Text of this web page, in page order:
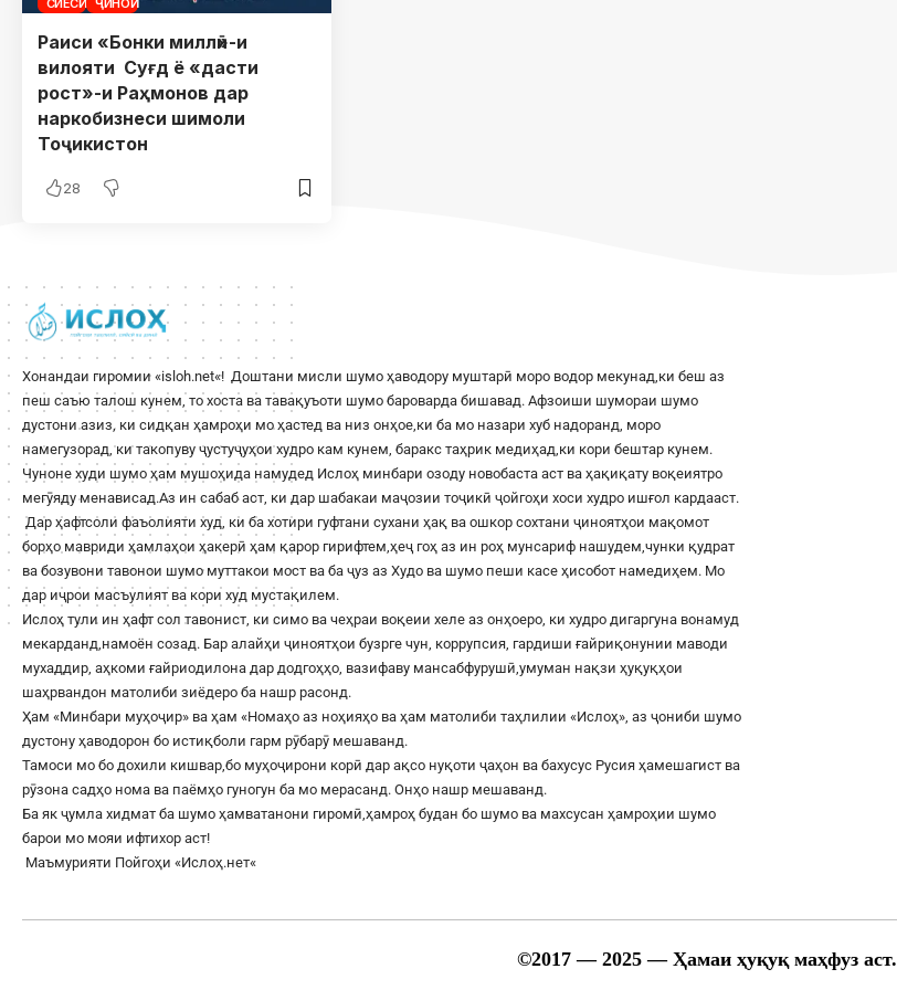
Раиси «Бонки миллӣ»-и
вилояти Суғд ё «дасти
рост»-и Раҳмонов дар
наркобизнеси шимоли
Тоҷикистон
28
Хонандаи гиромии «isloh.net«! Доштани мисли шумо ҳаводору муштарӣ моро водор мекунад,ки беш аз
пеш саъю талош кунем, то хоста ва тавақуъоти шумо бароварда бишавад. Афзоиши шумораи шумо
дустони азиз, ки сидқан ҳамроҳи мо ҳастед ва низ онҳое,ки ба мо назари хуб надоранд, моро
намегузорад, ки такопуву ҷустуҷуҳои худро кам кунем, баракс таҳрик медиҳад,ки кори бештар кунем.
Чуноне худи шумо ҳам мушоҳида намудед Ислоҳ минбари озоду новобаста аст ва ҳақиқату воқеиятро
мегӯяду менависад.Аз ин сабаб аст, ки дар шабакаи маҷозии тоҷикӣ ҷойгоҳи хоси худро ишғол кардааст.
Дар ҳафтсоли фаъолияти худ, ки ба хотири гуфтани сухани ҳақ ва ошкор сохтани ҷиноятҳои мақомот
борҳо мавриди ҳамлаҳои ҳакерӣ ҳам қарор гирифтем,ҳеҷ гоҳ аз ин роҳ мунсариф нашудем,чунки қудрат
ва бозувони тавонои шумо муттакои мост ва ба ҷуз аз Худо ва шумо пеши касе ҳисобот намедиҳем. Мо
дар иҷрои масъулият ва кори худ мустақилем.
Ислоҳ тули ин ҳафт сол тавонист, ки симо ва чеҳраи воқеии хеле аз онҳоеро, ки худро дигаргуна вонамуд
мекарданд,намоён созад. Бар алайҳи ҷиноятҳои бузрге чун, коррупсия, гардиши ғайриқонунии маводи
мухаддир, аҳкоми ғайриодилона дар додгоҳҳо, вазифаву мансабфурушӣ,умуман нақзи ҳуқуқҳои
шаҳрвандон матолиби зиёдеро ба нашр расонд.
Ҳам «Минбари муҳоҷир» ва ҳам «Номаҳо аз ноҳияҳо ва ҳам матолиби таҳлилии «Ислоҳ», аз ҷониби шумо
дустону ҳаводорон бо истиқболи гарм рӯбарӯ мешаванд.
Тамоси мо бо дохили кишвар,бо муҳоҷирони корӣ дар ақсо нуқоти ҷаҳон ва бахусус Русия ҳамешагист ва
рӯзона садҳо нома ва паёмҳо гуногун ба мо мерасанд. Онҳо нашр мешаванд.
Ба як ҷумла хидмат ба шумо ҳамватанони гиромӣ,ҳамроҳ будан бо шумо ва махсусан ҳамроҳии шумо
барои мо мояи ифтихор аст!
Маъмурияти Пойгоҳи «Ислоҳ.нет«
©2017 — 2025 — Ҳамаи ҳуқуқ маҳфуз аст.